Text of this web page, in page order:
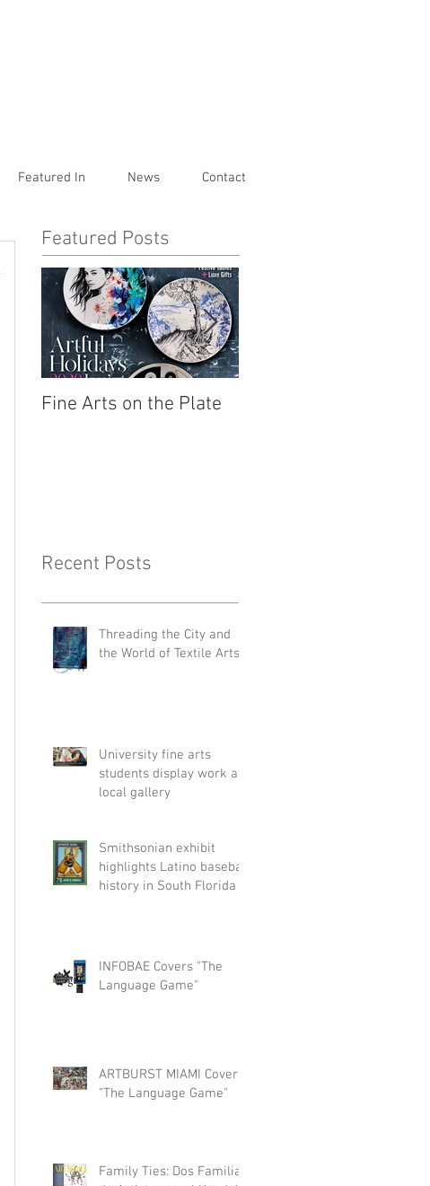
Featured In News Contact
Featured Posts
Fine Arts on the Plate
Recent Posts
Threading the City and
the World of Textile Arts
University fine arts
students display work at
local gallery
Smithsonian exhibit
highlights Latino baseball
history in South Florida
INFOBAE Covers "The
Language Game"
ARTBURST MIAMI Covers
"The Language Game"
Family Ties: Dos Familias